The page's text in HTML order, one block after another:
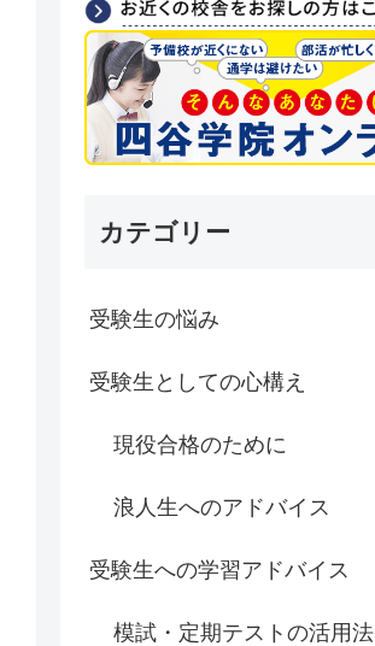
カテゴリー
受験生の悩み
受験生としての心構え
現役合格のために
浪人生へのアドバイス
受験生への学習アドバイス
模試・定期テストの活用法